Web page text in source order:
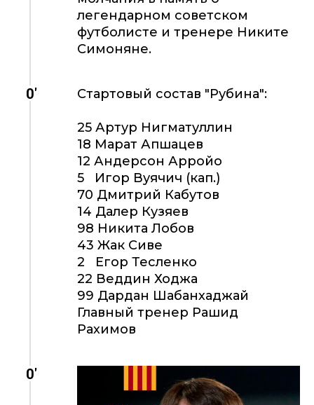
легендарном советском
футболисте и тренере Никите
Симоняне.
0' Стартовый состав "Рубина":
25 Артур Нигматуллин
18 Марат Апшацев
12 Андерсон Арройо
5 Игор Вуячич (кап.)
70 Дмитрий Кабутов
14 Далер Кузяев
98 Никита Лобов
43 Жак Сиве
2 Егор Тесленко
22 Веддин Ходжа
99 Дардан Шабанхаджай
Главный тренер Рашид
Рахимов
0'